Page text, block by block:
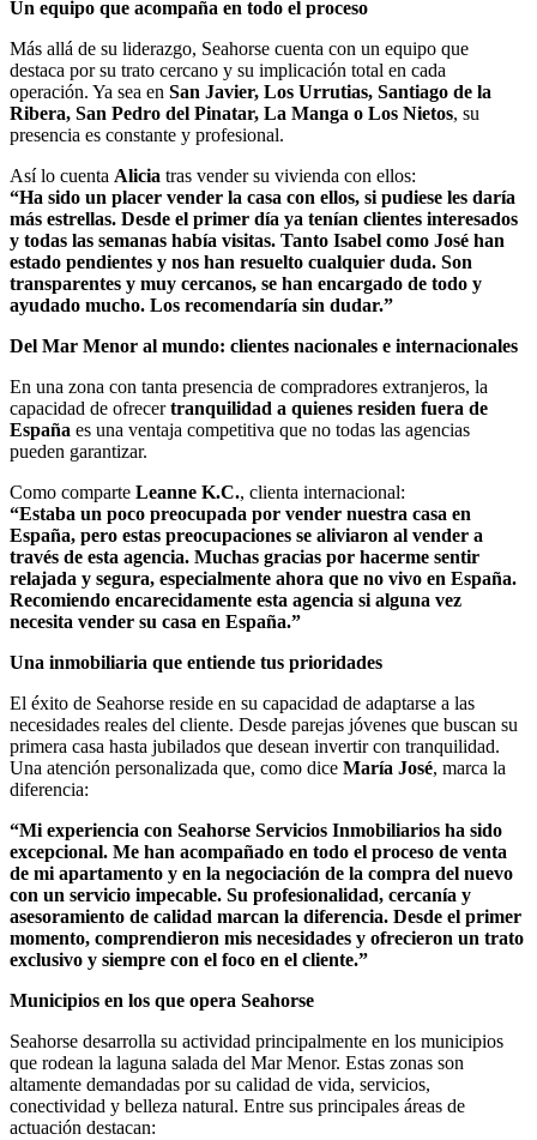
Un equipo que acompaña en todo el proceso
Más allá de su liderazgo, Seahorse cuenta con un equipo que
destaca por su trato cercano y su implicación total en cada
operación. Ya sea en San Javier, Los Urrutias, Santiago de la
Ribera, San Pedro del Pinatar, La Manga o Los Nietos, su
presencia es constante y profesional.
Así lo cuenta Alicia tras vender su vivienda con ellos:
“Ha sido un placer vender la casa con ellos, si pudiese les daría
más estrellas. Desde el primer día ya tenían clientes interesados
y todas las semanas había visitas. Tanto Isabel como José han
estado pendientes y nos han resuelto cualquier duda. Son
transparentes y muy cercanos, se han encargado de todo y
ayudado mucho. Los recomendaría sin dudar.”
Del Mar Menor al mundo: clientes nacionales e internacionales
En una zona con tanta presencia de compradores extranjeros, la
capacidad de ofrecertranquilidad a quienes residen fuera de
España es una ventaja competitiva que no todas las agencias
pueden garantizar.
Como comparte Leanne K.C., clienta internacional:
“Estaba un poco preocupada por vender nuestra casa en
España, pero estas preocupaciones se aliviaron al vender a
través de esta agencia. Muchas gracias por hacerme sentir
relajada y segura, especialmente ahora que no vivo en España.
Recomiendo encarecidamente esta agencia si alguna vez
necesita vender su casa en España.”
Una inmobiliaria que entiende tus prioridades
El éxito de Seahorse reside en su capacidad de adaptarse a las
necesidades reales del cliente. Desde parejas jóvenes que buscan su
primera casa hasta jubilados que desean invertir con tranquilidad.
Una atención personalizada que, como dice María José, marca la
diferencia:
“Mi experiencia con Seahorse Servicios Inmobiliarios ha sido
excepcional. Me han acompañado en todo el proceso de venta
de mi apartamento y en la negociación de la compra del nuevo
con un servicio impecable. Su profesionalidad, cercanía y
asesoramiento de calidad marcan la diferencia. Desde el primer
momento, comprendieron mis necesidades y ofrecieron un trato
exclusivo y siempre con el foco en el cliente.”
Municipios en los que opera Seahorse
Seahorse desarrolla su actividad principalmente en los municipios
que rodean la laguna salada del Mar Menor. Estas zonas son
altamente demandadas por su calidad de vida, servicios,
conectividad y belleza natural. Entre sus principales áreas de
actuación destacan: